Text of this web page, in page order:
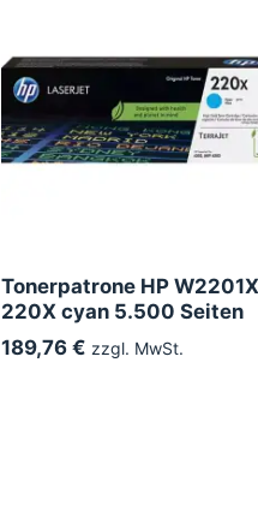
Tonerpatrone HP W2201X
220X cyan 5.500 Seiten
189,76 € zzgl. MwSt.